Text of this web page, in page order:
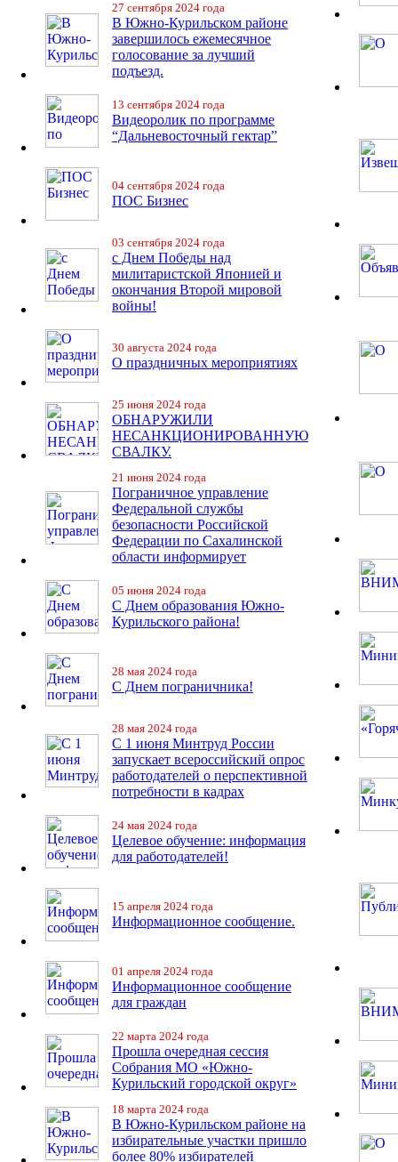
27 сентября 2024 года
В Южно-Курильском районе
завершилось ежемесячное
голосование за лучший
подъезд.
13 сентября 2024 года
Видеоролик по программе
“Дальневосточный гектар”
04 сентября 2024 года
ПОС Бизнес
03 сентября 2024 года
с Днем Победы над
милитаристской Японией и
окончания Второй мировой
войны!
30 августа 2024 года
О праздничных мероприятиях
25 июня 2024 года
ОБНАРУЖИЛИ
НЕСАНКЦИОНИРОВАННУЮ
СВАЛКУ.
21 июня 2024 года
Пограничное управление
Федеральной службы
безопасности Российской
Федерации по Сахалинской
области информирует
05 июня 2024 года
С Днем образования Южно-
Курильского района!
28 мая 2024 года
С Днем пограничника!
28 мая 2024 года
С 1 июня Минтруд России
запускает всероссийский опрос
работодателей о перспективной
потребности в кадрах
24 мая 2024 года
Целевое обучение: информация
для работодателей!
15 апреля 2024 года
Информационное сообщение.
01 апреля 2024 года
Информационное сообщение
для граждан
22 марта 2024 года
Прошла очередная сессия
Собрания МО «Южно-
Курильский городской округ»
18 марта 2024 года
В Южно-Курильском районе на
избирательные участки пришло
более 80% избирателей